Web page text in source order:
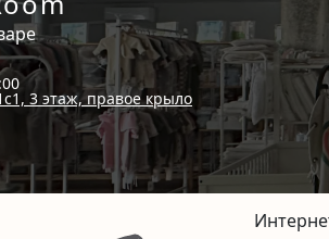
3 этаж, правое крыло